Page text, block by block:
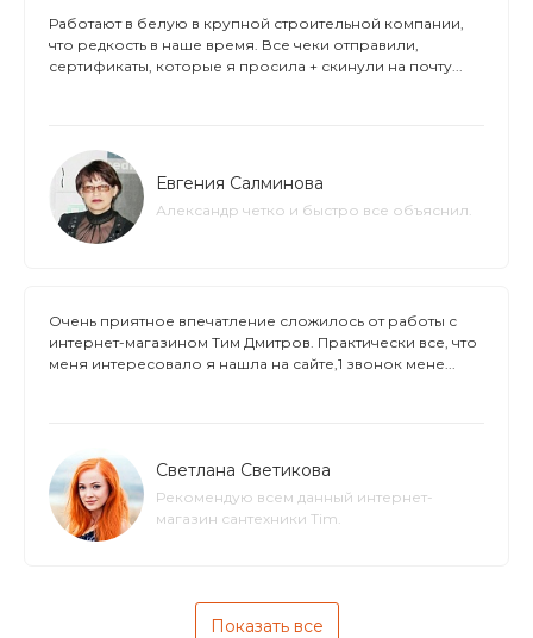
Работают в белую в крупной строительной компании,
что редкость в наше время. Все чеки отправили,
сертификаты, которые я просила + скинули на почту...
Евгения Салминова
Александр четко и быстро все объяснил.
Очень приятное впечатление сложилось от работы с
интернет-магазином Тим Дмитров. Практически все, что
меня интересовало я нашла на сайте,1 звонок мене...
Светлана Светикова
Рекомендую всем данный интернет-
магазин сантехники Tim.
Показать все